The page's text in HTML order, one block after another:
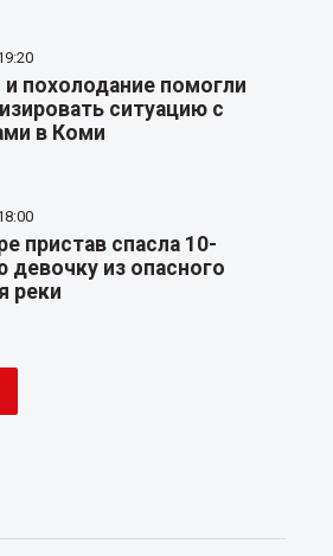
похолодание помогли
ситуацию с
в Коми
пристав спасла 10-
девочку из опасного
реки